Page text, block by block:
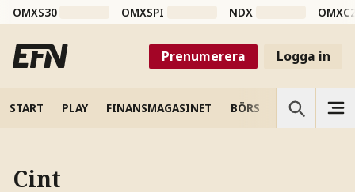
OMXS30 OMXSPI NDX
Prenumerera Logga in
START PLAY FINANSMAGASINET BÖRS VETENSKAP
Cint